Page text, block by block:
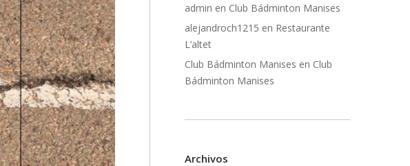
admin en Club Bádminton Manises
alejandroch1215 en Restaurante
L’altet
Club Bádminton Manises en Club
Bádminton Manises
Archivos